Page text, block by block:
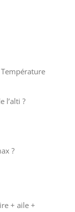
l’alti ?
?
+ aile +